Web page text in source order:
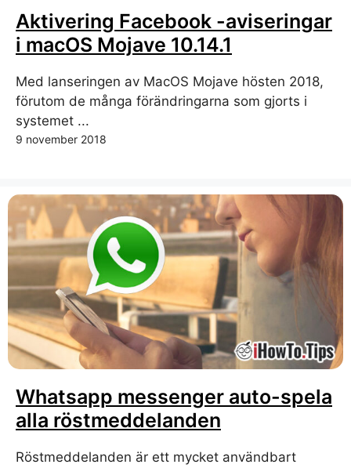
Aktivering Facebook -aviseringar
i macOS Mojave 10.14.1
Med lanseringen av MacOS Mojave hösten 2018,
förutom de många förändringarna som gjorts i
systemet ...
9 november 2018
Whatsapp messenger auto-spela
alla röstmeddelanden
Röstmeddelanden är ett mycket användbart